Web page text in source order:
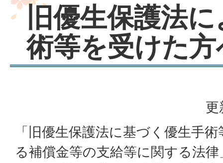
旧優生保護法
術等を受けた
更
「旧優生保護法に基づく優生手
る補償金等の支給等に関する法